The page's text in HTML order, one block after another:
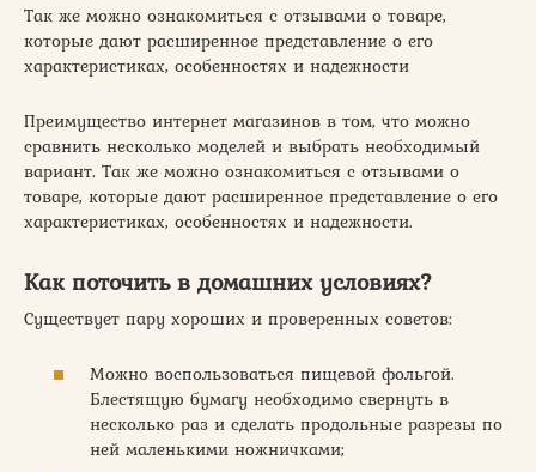
Так же можно ознакомиться с отзывами о товаре,
которые дают расширенное представление о его
характеристиках, особенностях и надежности
Преимущество интернет магазинов в том, что можно
сравнить несколько моделей и выбрать необходимый
вариант. Так же можно ознакомиться с отзывами о
товаре, которые дают расширенное представление о его
характеристиках, особенностях и надежности.
Как поточить в домашних условиях?
Существует пару хороших и проверенных советов:
Можно воспользоваться пищевой фольгой.
Блестящую бумагу необходимо свернуть в
несколько раз и сделать продольные разрезы по
ней маленькими ножничками;